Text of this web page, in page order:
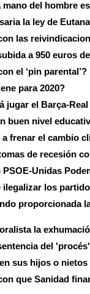
mano del hombre
la ley de
las
a 950 euros
el ‘pin parental’?
para 2020?
jugar el Barça-
buen nivel
frenar el cambio
de recesión
PSOE-Unidas
ilegalizar los
proporcionada
la
del
sus hijos o
que Sanidad